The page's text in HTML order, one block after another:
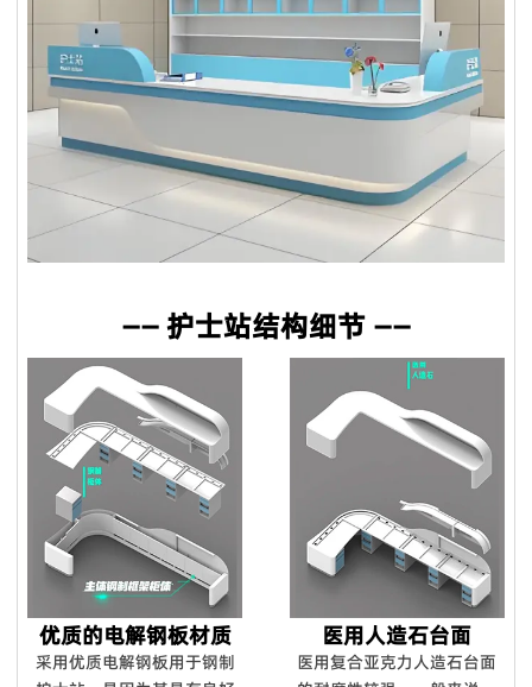
—— 护士站结构细节 ——
优质的电解钢板材质
采用优质电解钢板用于钢制
医用人造石台面
医用复合亚克力人造石台面
产品享受三年保固及维修服务。我司售后服务中心负责处理客户
咨询、投诉、维修及应急服务、亲善回访等。三年保固期内，除
人为因素外，经维修后，产品无法正常使用，厂家将给予换货。
Q7. 你们的质量控制如何？
质量是我们的文化。我们拥有专业的质量检测中心，对原材料进
行化学和物理测试，只有合格的才能生产。专业的QC团队拥有
50名成员，在交货前对产品和包装进行测试。我们将在整个批
量生产过程中控制货物的质量。我们保证客户对我们**产品
100％满意。如果您对柔佛的质量或服务不满意，请随时立即反
馈我们，如果产品不符合合同要求，我们将免费更换或在下一个
订单中给您补偿。对于国外订单，我们确保大多数配件。在某些
特殊情况下，我们将给予折扣作为解决方案。
Q8. 你的设计能力如何？
我们拥有12人的设计团队，设计师拥有10年以上行业经验，毕
业于家具产品设计专业，医疗家具风格、医院空间布局均由我们
设计团队自主设计开发。
Q9：你们能对你们的产品提供保修吗？
是的，我们对**产品提供 100% 满意保证。我们可以提供 5 年
的保证。
Q10：您可以进行定制吗？
我们拥有强大的开发工具来映射自定义功能。